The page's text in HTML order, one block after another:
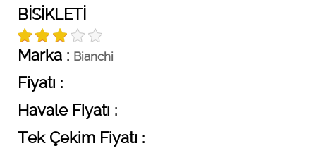
BİSİKLETİ
Marka : Bianchi
Fiyatı :
Havale Fiyatı :
Tek Çekim Fiyatı :